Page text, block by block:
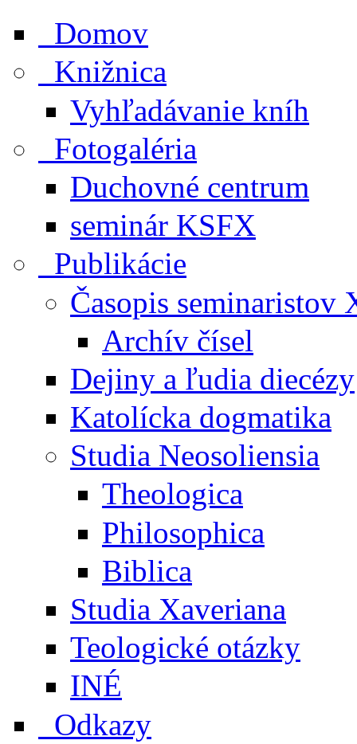
Domov
Knižnica
Vyhľadávanie kníh
Fotogaléria
Duchovné centrum
seminár KSFX
Publikácie
Časopis seminaristov
Archív čísel
Dejiny a ľudia diecézy
Katolícka dogmatika
Studia Neosoliensia
Theologica
Philosophica
Biblica
Studia Xaveriana
Teologické otázky
INÉ
Odkazy